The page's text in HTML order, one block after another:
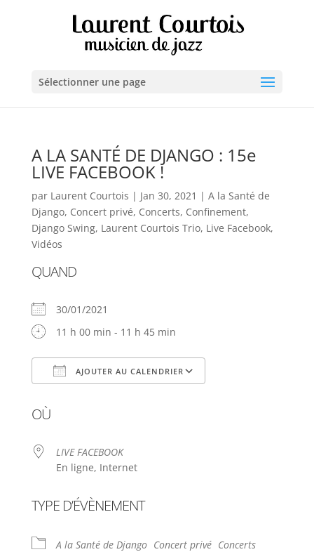
Sélectionner une page
A LA SANTÉ DE DJANGO : 15e
LIVE FACEBOOK !
par Laurent Courtois | Jan 30, 2021 | A la Santé de
Django, Concert privé, Concerts, Confinement,
Django Swing, Laurent Courtois Trio, Live Facebook,
Vidéos
QUAND
30/01/2021
11 h 00 min - 11 h 45 min
AJOUTER AU CALENDRIER
OÙ
LIVE FACEBOOK
En ligne, Internet
TYPE D’ÉVÈNEMENT
A la Santé de Django Concert privé Concerts